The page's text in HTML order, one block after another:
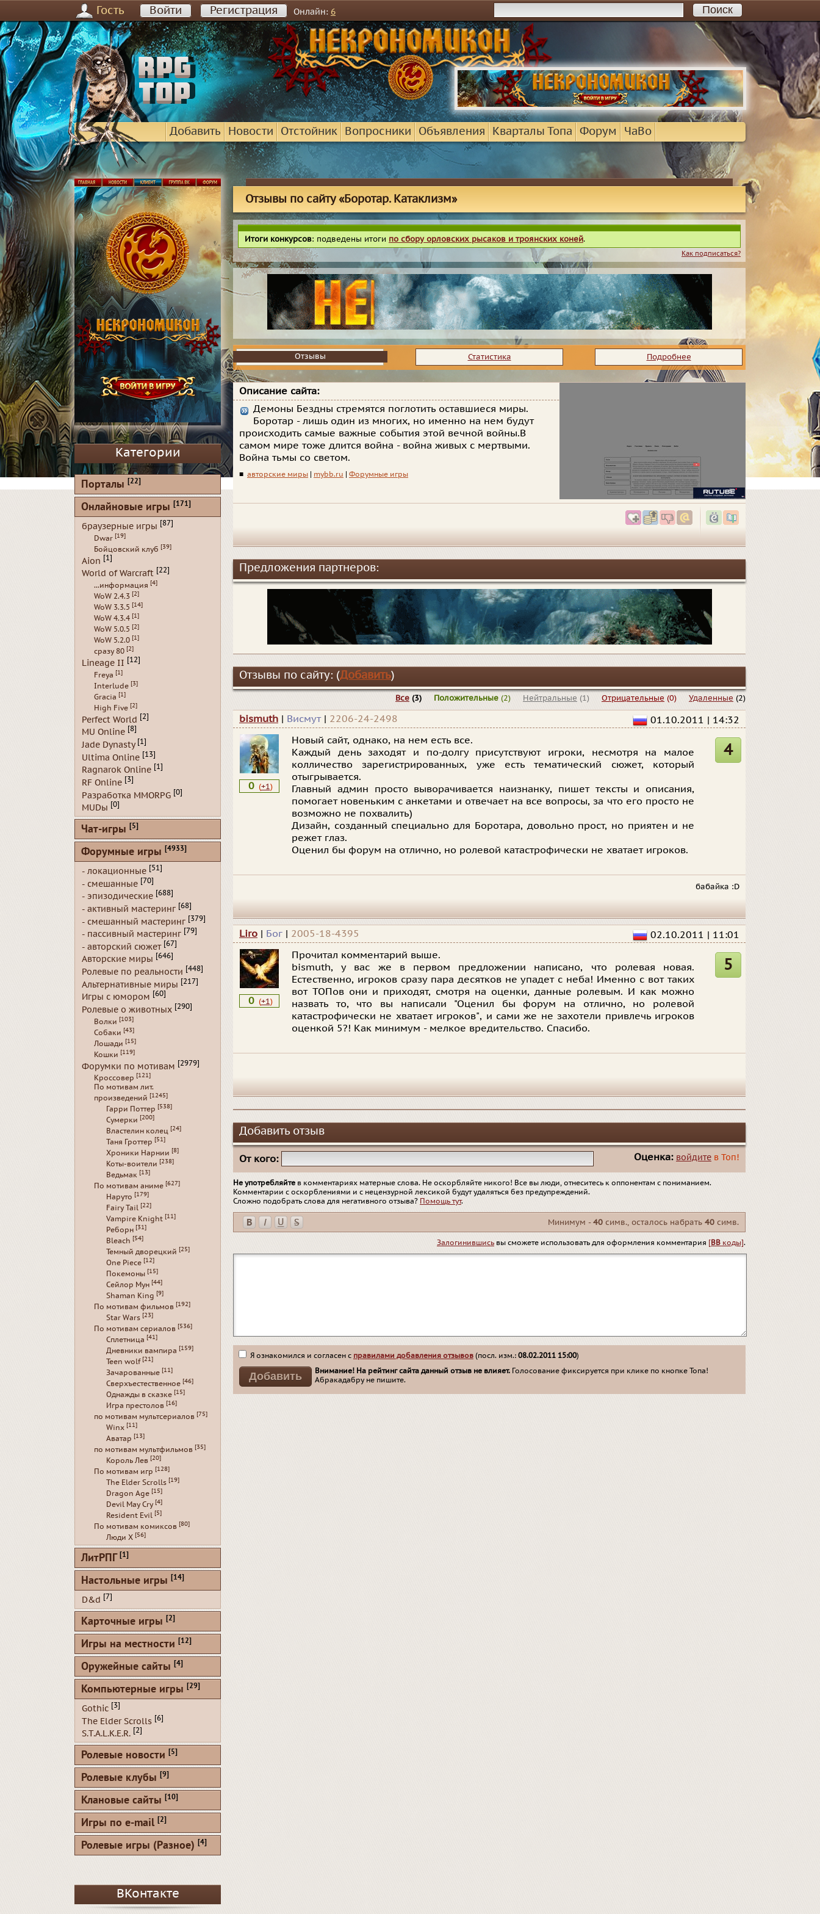
Гость Войти Регистрация Онлайн: 6
Добавить Новости Отстойник Вопросники Объявления Кварталы Топа Форум ЧаВо
Отзывы по сайту «Боротар. Катаклизм»
Итоги конкурсов: подведены итоги по сбору орловских рысаков и троянских коней.
Как подписаться?
Отзывы
Отзывы Статистика Подробнее
Описание сайта:
Демоны Бездны стремятся поглотить оставшиеся миры.
Боротар - лишь один из многих, но именно на нем будут
происходить самые важные события этой вечной войны.В
самом мире тоже длится война - война живых с мертвыми.
Война тьмы со светом.
■ авторские миры mybb.ru Форумные игры
Предложения партнеров:
Отзывы по сайту: (Добавить)
Удаленные (2)
Отрицательные (0)
Нейтральные (1)
Положительные (2)
Все (3)
bismuth | Висмут| 2206-24-2498 01.10.2011 | 14:32
0 (+1)
Новый сайт, однако, на нем есть все.
Каждый день заходят и по-долгу присутствуют игроки, несмотря на малое
колличество зарегистрированных, уже есть тематический сюжет, который
отыгрывается.
Главный админ просто выворачивается наизнанку, пишет тексты и описания,
помогает новеньким с анкетами и отвечает на все вопросы, за что его просто не
возможно не похвалить)
Дизайн, созданный специально для Боротара, довольно прост, но приятен и не
режет глаз.
Оценил бы форум на отлично, но ролевой катастрофически не хватает игроков.
4
бабайка :D
Liro | Бог | 2005-18-4395 02.10.2011 | 11:01
0 (+1)
Прочитал комментарий выше.
bismuth, у вас же в первом предложении написано, что ролевая новая.
Естественно, игроков сразу пара десятков не упадет с неба! Именно с вот таких
вот ТОПов они и приходят, смотря на оценки, данные ролевым. И как можно
назвать то, что вы написали "Оценил бы форум на отлично, но ролевой
катастрофически не хватает игроков", и сами же не захотели привлечь игроков
оценкой 5?! Как минимум - мелкое вредительство. Спасибо.
5
Добавить отзыв
От кого: Оценка: войдите в Топ!
Не употребляйте в комментариях матерные слова. Не оскорбляйте никого! Все вы люди, отнеситесь к оппонентам с пониманием.
Комментарии с оскорблениями и с нецензурной лексикой будут удаляться без предупреждений.
Сложно подобрать слова для негативного отзыва? Помощь тут.
Минимум -40 симв., осталось набрать 40 симв.
Залогинившись вы сможете использовать для оформления комментария [BB коды].
Я ознакомился и согласен с правилами добавления отзывов (посл. изм.: 08.02.2011 15:00)
Внимание! На рейтинг сайта данный отзыв не влияет. Голосование фиксируется при клике по кнопке Топа!
Абракадабру не пишите.
Категории
Порталы [22]
Онлайновые игры [171]
браузерные игры [87]
Dwar [19]
Бойцовский клуб [39]
Aion [1]
World of Warcraft [22]
...информация [4]
WoW 2.4.3 [2]
WoW 3.3.5 [14]
WoW 4.3.4 [1]
WoW 5.0.5 [2]
WoW 5.2.0 [1]
сразу 80 [2]
Lineage II [12]
Freya [1]
Interlude [3]
Gracia [1]
High Five [2]
Perfect World [2]
MU Online [8]
Jade Dynasty [1]
Ultima Online [13]
Ragnarok Online [1]
RF Online [3]
Разработка MMORPG [0]
MUDы [0]
Чат-игры [5]
Форумные игры [4933]
- локационные [51]
- смешанные [70]
- эпизодические [688]
- активный мастеринг [68]
- смешанный мастеринг [379]
- пассивный мастеринг [79]
- авторский сюжет [67]
Авторские миры [646]
Ролевые по реальности [448]
Альтернативные миры [217]
Игры с юмором [60]
Ролевые о животных [290]
Волки [103]
Собаки [43]
Лошади [15]
Кошки [119]
Форумки по мотивам [2979]
Кроссовер [121]
По мотивам лит.
произведений [1245]
Гарри Поттер [538]
Сумерки [200]
Властелин колец [24]
Таня Гроттер [51]
Хроники Нарнии [8]
Коты-воители [238]
Ведьмак [13]
По мотивам аниме [627]
Наруто [179]
Fairy Tail [22]
Vampire Knight [11]
Реборн [31]
Bleach [54]
Темный дворецкий [25]
One Piece [12]
Покемоны [15]
Сейлор Мун [44]
Shaman King [9]
По мотивам фильмов [192]
Star Wars [23]
По мотивам сериалов [536]
Сплетница [41]
Дневники вампира [159]
Teen wolf [21]
Зачарованные [11]
Сверхъестественное [46]
Однажды в сказке [15]
Игра престолов [16]
по мотивам мультсериалов [75]
Winx [11]
Аватар [13]
по мотивам мультфильмов [35]
Король Лев [20]
По мотивам игр [128]
The Elder Scrolls [19]
Dragon Age [15]
Devil May Cry [4]
Resident Evil [5]
По мотивам комиксов [80]
Люди Х [56]
ЛитРПГ [1]
Настольные игры [14]
D&d [7]
Карточные игры [2]
Игры на местности [12]
Оружейные сайты [4]
Компьютерные игры [29]
Gothic [3]
The Elder Scrolls [6]
S.T.A.L.K.E.R. [2]
Ролевые новости [5]
Ролевые клубы [9]
Клановые сайты [10]
Игры по e-mail [2]
Ролевые игры (Разное) [4]
ВКонтакте